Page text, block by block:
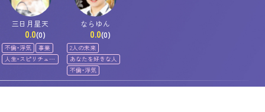
三日月星天
0.0(0)
不倫・浮気
事業
人生・スピリチュア
ル
ならゆん
0.0(0)
2人の未来
あなたを好きな人
不倫・浮気